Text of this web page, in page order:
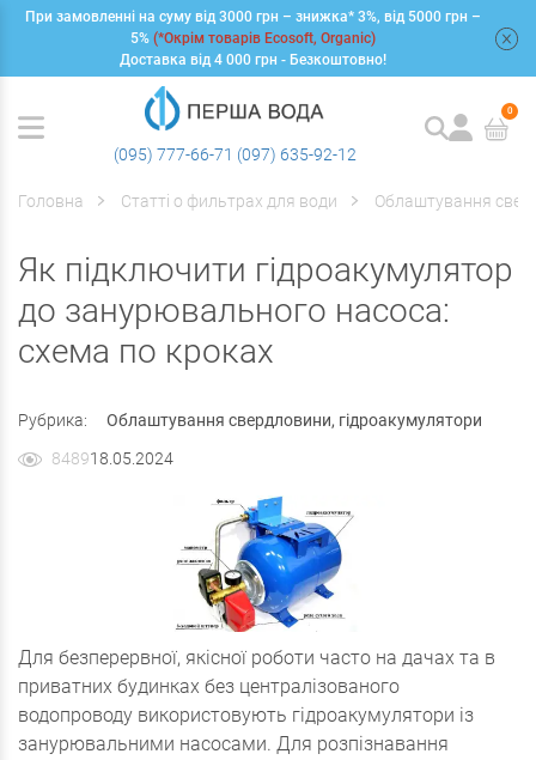
При замовленні на суму від 3000 грн – знижка* 3%, від 5000 грн –
5% (*Окрім товарів Ecosoft, Organic)
Доставка від 4 000 грн - Безкоштовно!
(095) 777-66-71 (097) 635-92-12
0
Головна Статті о фильтрах для води Облаштування
Як підключити гідроакумулятор
до занурювального насоса:
схема по кроках
Рубрика:
Облаштування свердловини, гідроакумулятори
848918.05.2024
Для безперервної, якісної роботи часто на дачах та в
приватних будинках без централізованого
водопроводу використовують гідроакумулятори із
занурювальними насосами. Для розпізнавання